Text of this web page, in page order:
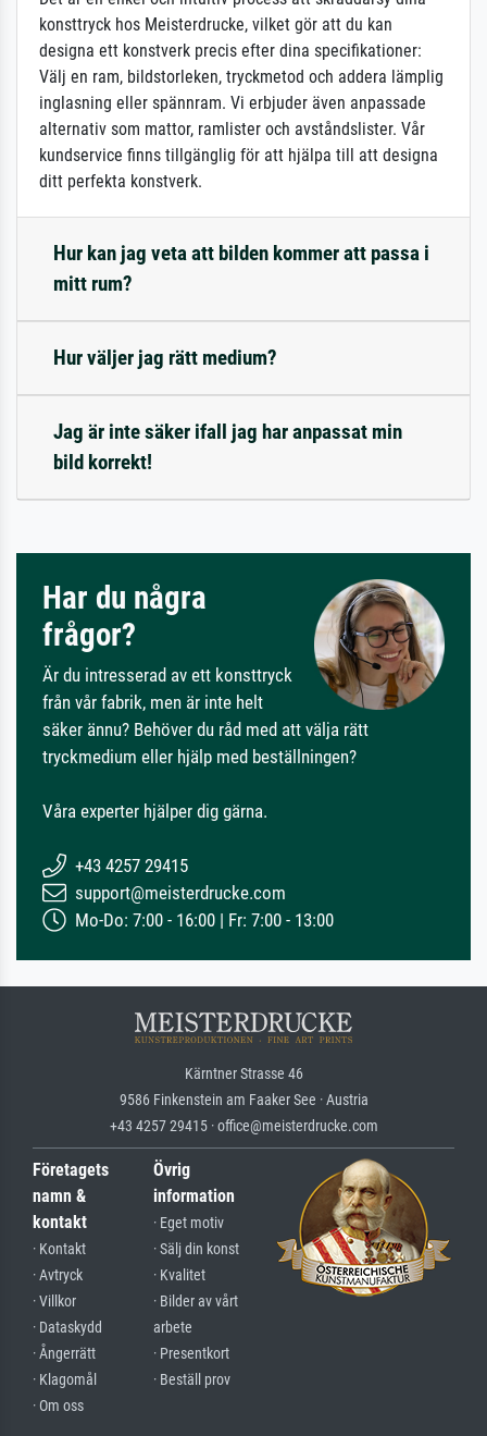
konsttryck hos Meisterdrucke, vilket gör att du kan
designa ett konstverk precis efter dina specifikationer:
Välj en ram, bildstorleken, tryckmetod och addera lämplig
inglasning eller spännram. Vi erbjuder även anpassade
alternativ som mattor, ramlister och avståndslister. Vår
kundservice finns tillgänglig för att hjälpa till att designa
ditt perfekta konstverk.
Hur kan jag veta att bilden kommer att passa i
mitt rum?
Hur väljer jag rätt medium?
Jag är inte säker ifall jag har anpassat min
bild korrekt!
Har du några
frågor?
Är du intresserad av ett konsttryck
från vår fabrik, men är inte helt
säker ännu? Behöver du råd med att välja rätt
tryckmedium eller hjälp med beställningen?
Våra experter hjälper dig gärna.
+43 4257 29415
support@meisterdrucke.com
Mo-Do: 7:00 - 16:00 | Fr: 7:00 - 13:00
Kärntner Strasse 46
9586 Finkenstein am Faaker See · Austria
+43 4257 29415 · office@meisterdrucke.com
Företagets
namn &
kontakt
· Kontakt
· Avtryck
· Villkor
· Dataskydd
· Ångerrätt
· Klagomål
· Om oss
Övrig
information
· Eget motiv
· Sälj din konst
· Kvalitet
· Bilder av vårt
arbete
· Presentkort
· Beställ prov